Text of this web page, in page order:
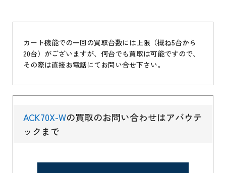
カート機能での一回の買取台数には上限（概ね5台から
20台）がございますが、何台でも買取は可能ですので、
その際は直接お電話にてお問い合せ下さい。
ACK70X-Wの買取のお問い合わせはアバウテ
ックまで